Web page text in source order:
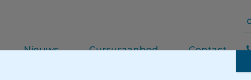
Nieuws Cursusaanbod Contact